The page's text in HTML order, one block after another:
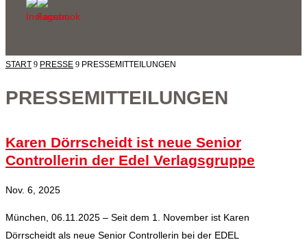
START 9 PRESSE 9 PRESSEMITTEILUNGEN
PRESSEMITTEILUNGEN
Karen Dörrscheidt ist neue Senior
Controllerin der Edel Verlagsgruppe
Nov. 6, 2025
München, 06.11.2025 – Seit dem 1. November ist Karen
Dörrscheidt als neue Senior Controllerin bei der EDEL